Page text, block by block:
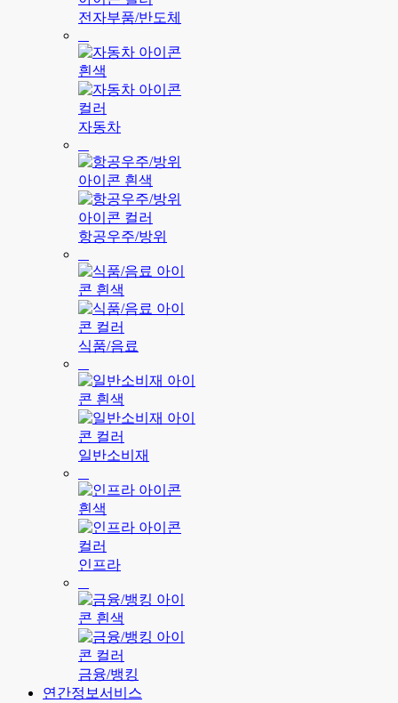
전자부품/반도체
자동차
항공우주/방위
식품/음료
일반소비재
인프라
금융/뱅킹
연간정보서비스